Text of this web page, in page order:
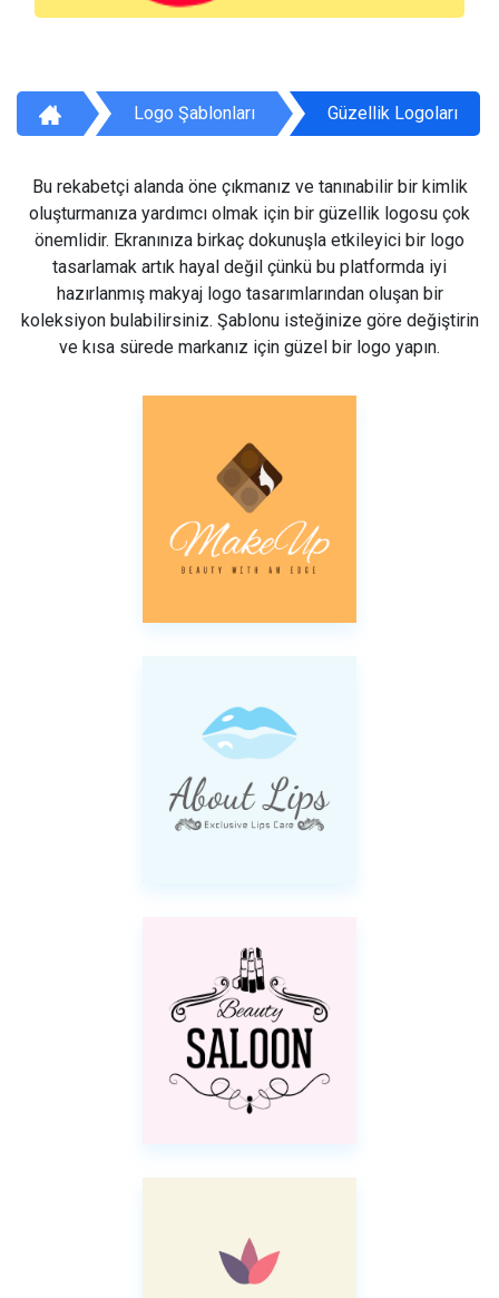
Logo Şablonları Güzellik Logoları
Bu rekabetçi alanda öne çıkmanız ve tanınabilir bir kimlik
oluşturmanıza yardımcı olmak için bir güzellik logosu çok
önemlidir. Ekranınıza birkaç dokunuşla etkileyici bir logo
tasarlamak artık hayal değil çünkü bu platformda iyi
hazırlanmış makyaj logo tasarımlarından oluşan bir
koleksiyon bulabilirsiniz. Şablonu isteğinize göre değiştirin
ve kısa sürede markanız için güzel bir logo yapın.